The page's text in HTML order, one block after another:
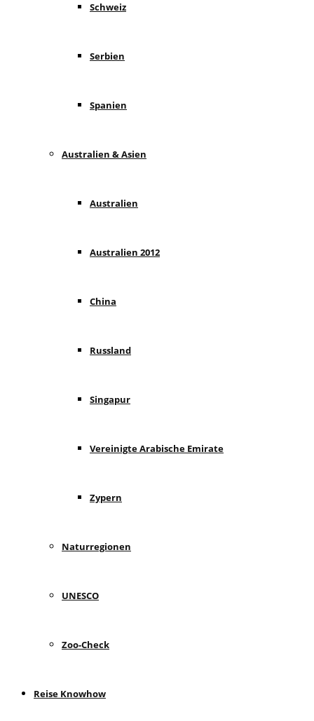
Schweiz
Serbien
Spanien
Australien & Asien
Australien
Australien 2012
China
Russland
Singapur
Vereinigte Arabische Emirate
Zypern
Naturregionen
UNESCO
Zoo-Check
Reise Knowhow